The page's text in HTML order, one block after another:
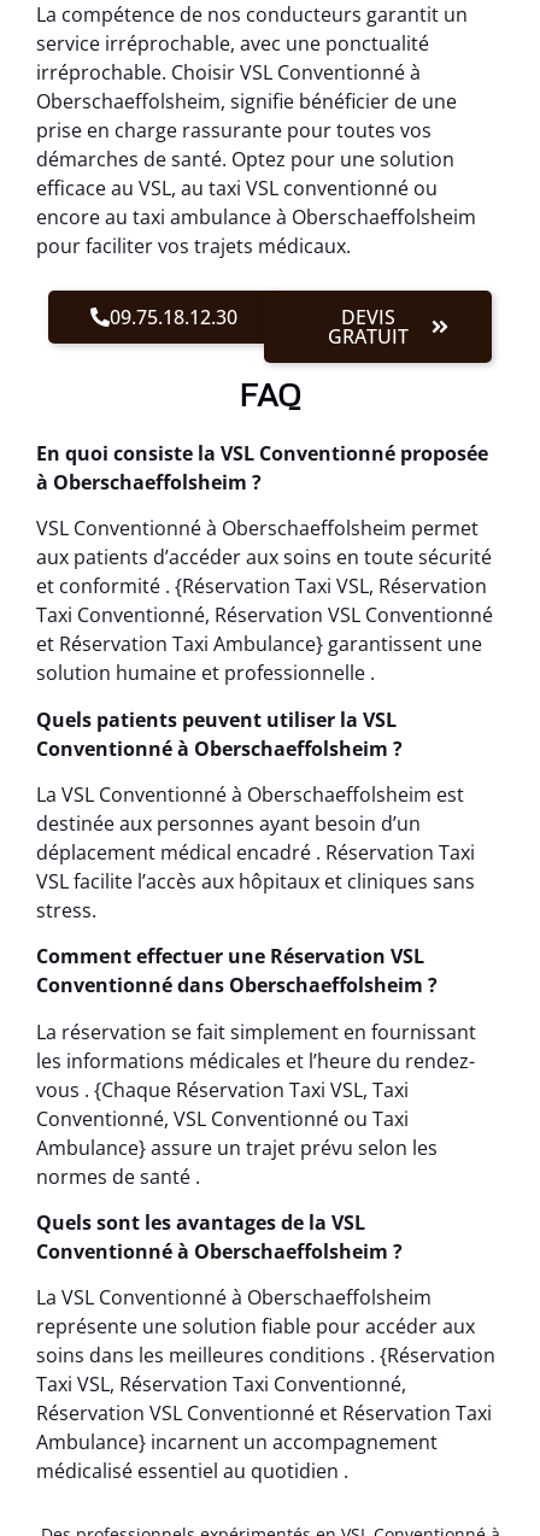
La compétence de nos conducteurs garantit un
service irréprochable, avec une ponctualité
irréprochable. Choisir VSL Conventionné à
Oberschaeffolsheim, signifie bénéficier de une
prise en charge rassurante pour toutes vos
démarches de santé. Optez pour une solution
efficace au VSL, au taxi VSL conventionné ou
encore au taxi ambulance à Oberschaeffolsheim
pour faciliter vos trajets médicaux.
09.75.18.12.30 DEVIS
GRATUIT
FAQ
En quoi consiste la VSL Conventionné proposée
à Oberschaeffolsheim ?
VSL Conventionné à Oberschaeffolsheim permet
aux patients d’accéder aux soins en toute sécurité
et conformité . {Réservation Taxi VSL, Réservation
Taxi Conventionné, Réservation VSL Conventionné
et Réservation Taxi Ambulance} garantissent une
solution humaine et professionnelle .
Quels patients peuvent utiliser la VSL
Conventionné à Oberschaeffolsheim ?
La VSL Conventionné à Oberschaeffolsheim est
destinée aux personnes ayant besoin d’un
déplacement médical encadré . Réservation Taxi
VSL facilite l’accès aux hôpitaux et cliniques sans
stress.
Comment effectuer une Réservation VSL
Conventionné dans Oberschaeffolsheim ?
La réservation se fait simplement en fournissant
les informations médicales et l’heure du rendez-
vous . {Chaque Réservation Taxi VSL, Taxi
Conventionné, VSL Conventionné ou Taxi
Ambulance} assure un trajet prévu selon les
normes de santé .
Quels sont les avantages de la VSL
Conventionné à Oberschaeffolsheim ?
La VSL Conventionné à Oberschaeffolsheim
représente une solution fiable pour accéder aux
soins dans les meilleures conditions . {Réservation
Taxi VSL, Réservation Taxi Conventionné,
Réservation VSL Conventionné et Réservation Taxi
Ambulance} incarnent un accompagnement
médicalisé essentiel au quotidien .